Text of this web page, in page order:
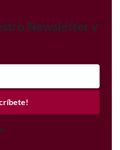
Newsletter y